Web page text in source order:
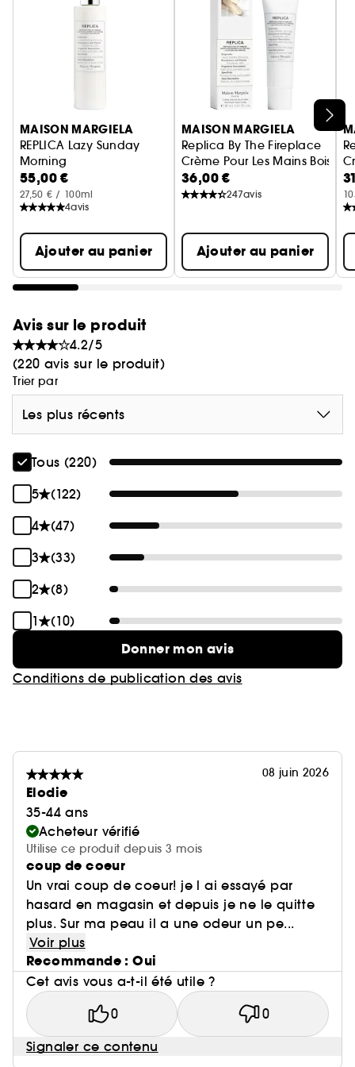
Ignorer le carrousel produits
MAISON MARGIELA
REPLICA Lazy Sunday
Morning
Lait Corps Floral Musqué
55,00 €
27,50 € / 100ml
4avis
Ajouter au panier
MAISON MARGIELA
Replica By The Fireplace
Crème Pour Les Mains Boisée
36,00 €
247avis
Ajouter au panier
Avis sur le produit
4.2/5
(220 avis sur le produit)
Trier par
Les plus récents
Tous (220)
5
(122)
4
(47)
3
(33)
2
(8)
1
(10)
Donner mon avis
Conditions de publication des avis
08 juin 2026
Elodie
35-44 ans
Acheteur vérifié
Utilise ce produit depuis 3 mois
coup de coeur
Un vrai coup de coeur! je l ai essayé par
hasard en magasin et depuis je ne le quitte
plus. Sur ma peau il a une odeur un pe...
Voir plus
Recommande : Oui
Cet avis vous a-t-il été utile ?
0 0
Signaler ce contenu